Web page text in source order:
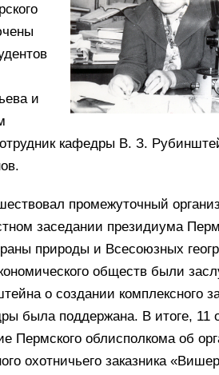
и
кафедры В. З.
промежуточный
заседании президиума
природы и Всесоюзных
обществ были
о создании комплексного
была поддержана. В итоге, 11
Пермского облисполкома об
охотничьего заказника